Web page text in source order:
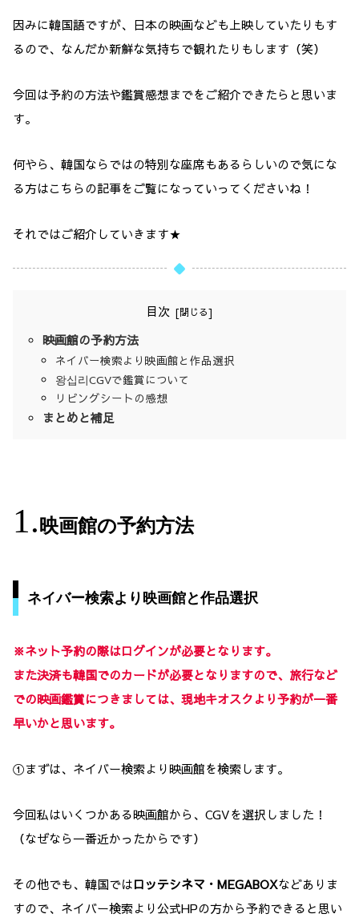
因みに韓国語ですが、日本の映画なども上映していたりもす
るので、なんだか新鮮な気持ちで観れたりもします（笑）
今回は予約の方法や鑑賞感想までをご紹介できたらと思いま
す。
何やら、韓国ならではの特別な座席もあるらしいので気にな
る方はこちらの記事をご覧になっていってくださいね！
それではご紹介していきます★
目次
映画館の予約方法
ネイバー検索より映画館と作品選択
왕십리CGVで鑑賞について
リビングシートの感想
まとめと補足
映画館の予約方法
ネイバー検索より映画館と作品選択
※ネット予約の際はログインが必要となります。
また決済も韓国でのカードが必要となりますので、旅行など
での映画鑑賞につきましては、現地キオスクより予約が一番
早いかと思います。
①まずは、ネイバー検索より映画館を検索します。
今回私はいくつかある映画館から、CGVを選択しました！
（なぜなら一番近かったからです）
その他でも、韓国ではロッテシネマ・MEGABOXなどありま
すので、ネイバー検索より公式HPの方から予約できると思い